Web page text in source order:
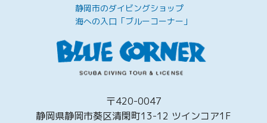
静岡市のダイビングショップ
海への入口「ブルーコーナー」
〒420-0047
静岡県静岡市葵区清閑町13-12 ツインコア1F